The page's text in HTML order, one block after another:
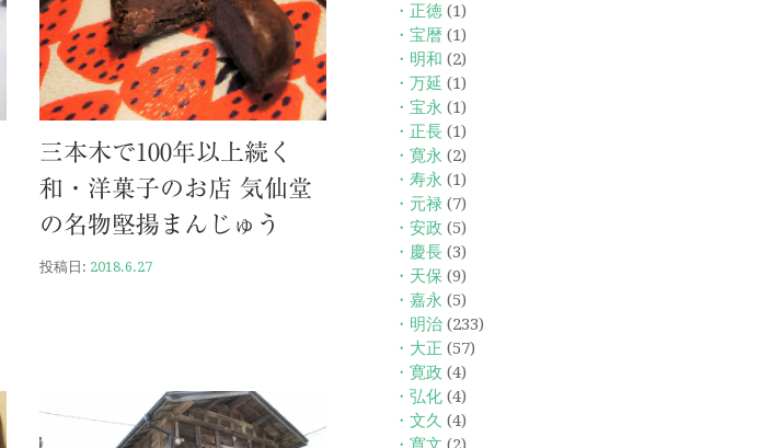
三本木で100年以上続く
和・洋菓子のお店 気仙堂
の名物堅揚まんじゅう
投稿日: 2018.6.27
・正徳(1)
・宝暦(1)
・明和 (2)
・万延 (1)
・宝永 (1)
・正長(1)
・寛永 (2)
・寿永 (1)
・元禄(7)
・安政 (5)
・慶長(3)
・天保 (9)
・嘉永 (5)
・明治(233)
・大正 (57)
・寛政 (4)
・弘化(4)
・文久 (4)